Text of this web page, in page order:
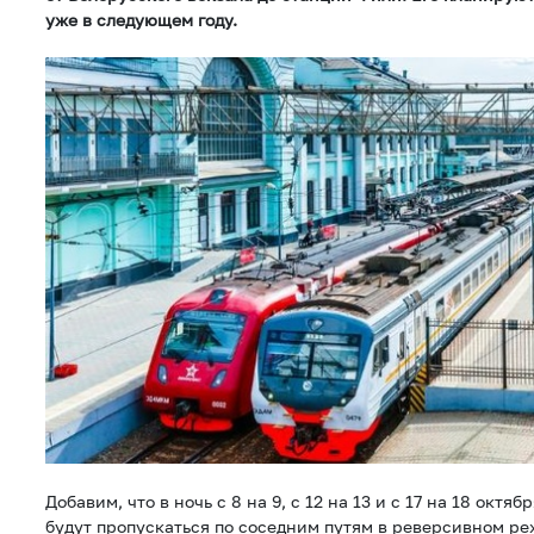
уже в следующем году.
Добавим, что в ночь с 8 на 9, с 12 на 13 и с 17 на 18
будут пропускаться по соседним путям в реверсивном